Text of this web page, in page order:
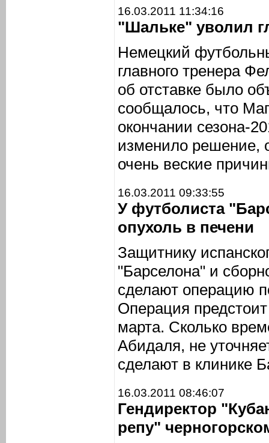
16.03.2011 11:34:16
"Шальке" уволил
Немецкий
главного тренера
об отставке было
сообщалось, что
окончании сезона-
изменило решение,
очень веские
16.03.2011 09:33:55
У футболиста
опухоль в печени
Защитнику
"Барселона" и
сделают операцию
Операция
марта. Сколько
Абидаля, не
сделают в клинике
16.03.2011 08:46:07
Гендиректор
репу"